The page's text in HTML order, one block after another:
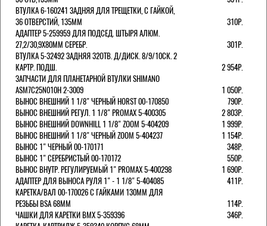
ВТУЛКА 6-160241 ЗАДНЯЯ ДЛЯ ТРЕЩЕТКИ, С ГАЙКОЙ,
36 ОТВЕРСТИЙ, 135ММ
310Р.
АДАПТЕР 5-259959 ДЛЯ ПОДСЕД. ШТЫРЯ АЛЮМ.
27,2/30,9Х80ММ СЕРЕБР.
301Р.
ВТУЛКА 5-32492 ЗАДНЯЯ 32ОТВ. Д/ДИСК. 8/9/10СК. 2
КАРТР. ПОДШ.
2 954Р.
ЗАПЧАСТИ ДЛЯ ПЛАНЕТАРНОЙ ВТУЛКИ SHIMANO
ASM7C25N010H 2-3009
1 050Р.
ВЫНОС ВНЕШНИЙ 1 1/8" ЧЕРНЫЙ HORST 00-170850
790Р.
ВЫНОС ВНЕШНИЙ РЕГУЛ. 1 1/8" PROMAX 5-400305
2 803Р.
ВЫНОС ВНЕШНИЙ DOWNHILL 1 1/8" ZOOM 5-404209
1 999Р.
ВЫНОС ВНЕШНИЙ 1 1/8" ЧЕРНЫЙ ZOOM 5-404237
1 154Р.
ВЫНОС 1" ЧЕРНЫЙ 00-170171
348Р.
ВЫНОС 1" СЕРЕБРИСТЫЙ 00-170172
550Р.
ВЫНОС ВНУТР. РЕГУЛИРУЕМЫЙ 1" PROMAX 5-400298
1 690Р.
АДАПТЕР ДЛЯ ВЫНОСА РУЛЯ 1" - 1 1/8" 5-404085
411Р.
КАРЕТКА/ВАЛ 00-170026 С ГАЙКАМИ 130ММ ДЛЯ
РЕЗЬБЫ BSA 68ММ
114Р.
ЧАШКИ ДЛЯ КАРЕТКИ BMX 5-359396
346Р.